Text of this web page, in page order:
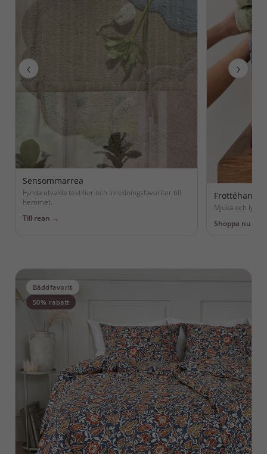
‹
Sensommarrea
Fynda utvalda textilier och inredningsfavoriter till
hemmet.
Till rean →
Mjuka och
Shoppa nu →
›
Bäddfavorit
50% rabatt